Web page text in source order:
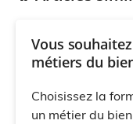
Vous
métiers du
Choisissez la
un métier du